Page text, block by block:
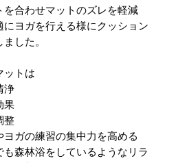
を合わせマットのズレを軽減
にヨガを行える様にクッション
した。
ットは
浄
果
整
ヨガの練習の集中力を高める
も森林浴をしているようなリラ